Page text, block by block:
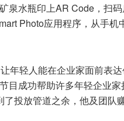
泉水瓶印上AR Code，扫
Photo应用程序，从手机
年轻人能在企业家面前表
目成功帮助许多年轻企业
投放管道之余，他及团队赚